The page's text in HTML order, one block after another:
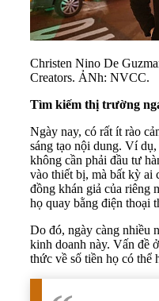
Christen Nino De
Creators. ẢNh: NVCC.
Tìm kiếm thị trường
Ngày nay, có rất ít rào
sáng tạo nội dung. Ví
không cần phải đầu tư
vào thiết bị, mà bất kỳ ai
đồng khán giả của riêng
họ quay bằng điện thoại
Do đó, ngày càng nhiều
kinh doanh này. Vấn đề
thức về số tiền họ có thể